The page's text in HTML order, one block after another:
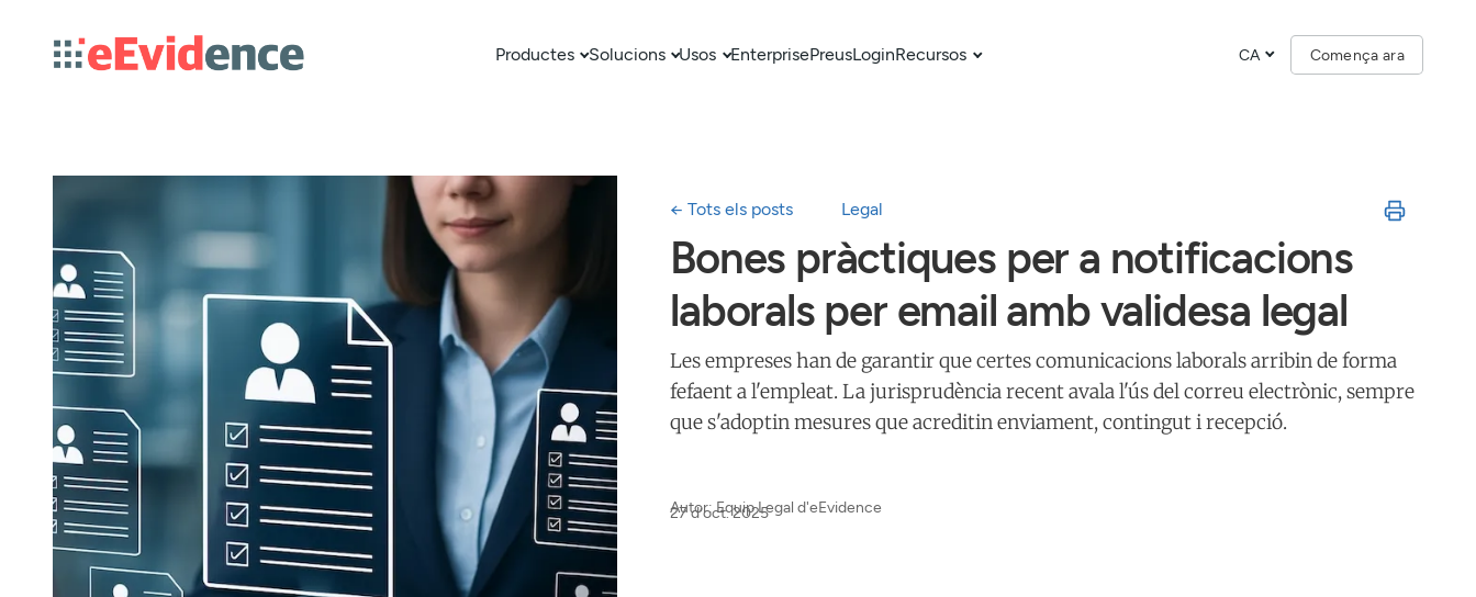
Productes Solucions Usos EnterprisePreusLoginRecursos CA Comença ara
← Tots els posts Legal
Bones pràctiques per a notificacions
laborals per email amb validesa legal
Les empreses han de garantir que certes comunicacions laborals arribin de forma
fefaent a l'empleat. La jurisprudència recent avala l'ús del correu electrònic, sempre
que s'adoptin mesures que acreditin enviament, contingut i recepció.
Autor: Equip Legal d'eEvidence
27 d’oct. 2025